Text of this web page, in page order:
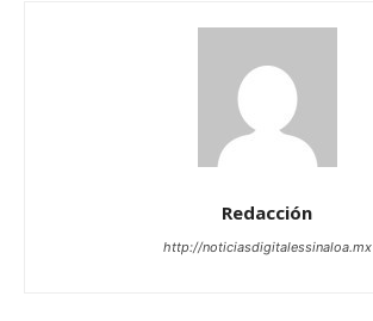
Redacción
http://noticiasdigitalessinaloa.mx